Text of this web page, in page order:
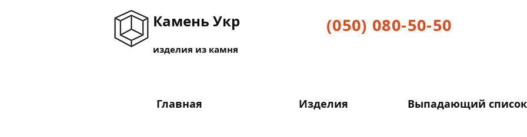
Камень Укр
изделия из камня
(050) 080-50-50
Главная Изделия Выпадающий список